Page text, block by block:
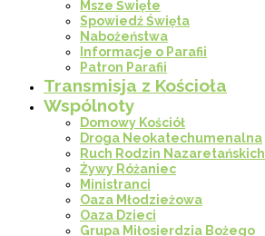
Msze Święte
Spowiedź Święta
Nabożeństwa
Informacje o Parafii
Patron Parafii
Transmisja z Kościoła
Wspólnoty
Domowy Kościół
Droga Neokatechumenalna
Ruch Rodzin Nazaretańskich
Żywy Różaniec
Ministranci
Oaza Młodzieżowa
Oaza Dzieci
Grupa Miłosierdzia Bożego